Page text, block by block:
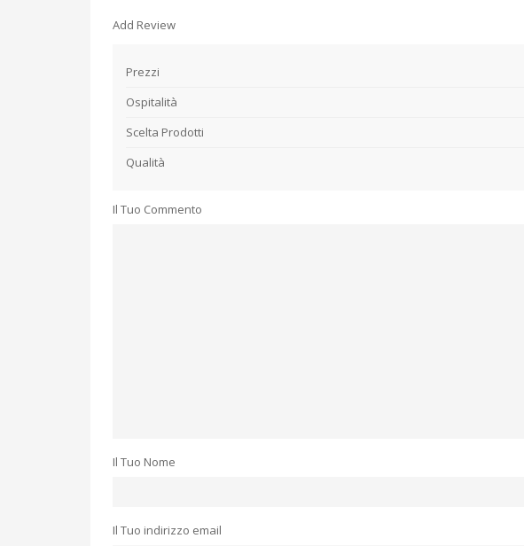
Add Review
Prezzi
Ospitalità
Scelta Prodotti
Qualità
Il Tuo Commento
Il Tuo Nome
Il Tuo indirizzo email